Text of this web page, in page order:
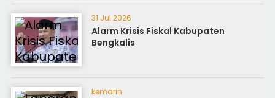
31 Jul 2026
Alarm Krisis Fiskal Kabupaten
Bengkalis
kemarin